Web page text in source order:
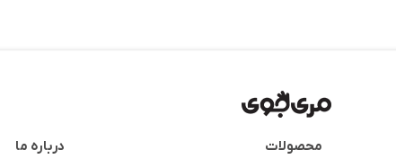
محصولات
درباره ما